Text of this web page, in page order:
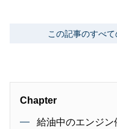
この記事のすべて
Chapter
給油中のエンジ